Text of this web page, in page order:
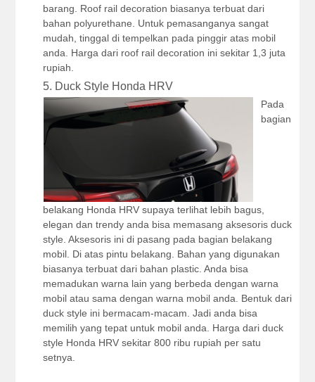
barang. Roof rail decoration biasanya terbuat dari
bahan polyurethane. Untuk pemasanganya sangat
mudah, tinggal di tempelkan pada pinggir atas mobil
anda. Harga dari roof rail decoration ini sekitar 1,3 juta
rupiah.
5. Duck Style Honda HRV
Pada
bagian
belakang Honda HRV supaya terlihat lebih bagus,
elegan dan trendy anda bisa memasang aksesoris duck
style. Aksesoris ini di pasang pada bagian belakang
mobil. Di atas pintu belakang. Bahan yang digunakan
biasanya terbuat dari bahan plastic. Anda bisa
memadukan warna lain yang berbeda dengan warna
mobil atau sama dengan warna mobil anda. Bentuk dari
duck style ini bermacam-macam. Jadi anda bisa
memilih yang tepat untuk mobil anda. Harga dari duck
style Honda HRV sekitar 800 ribu rupiah per satu
setnya.